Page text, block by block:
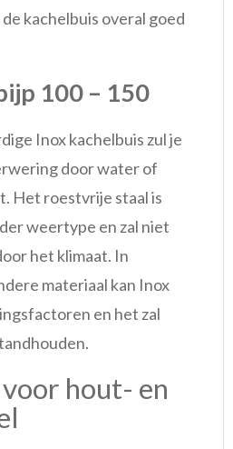
kachelbuis overal goed
100 – 150
Inox kachelbuis zul je
door water of
Het roestvrije staal is
weertype en zal niet
het klimaat. In
materiaal kan Inox
en het zal
hout- en